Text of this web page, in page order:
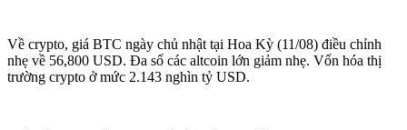
Về crypto, giá BTC ngày chủ nhật tại Hoa Kỳ (11/08) điều chỉnh
nhẹ về 56,800 USD. Đa số các altcoin lớn giảm nhẹ. Vốn hóa thị
trường crypto ở mức 2.143 nghìn tỷ USD.